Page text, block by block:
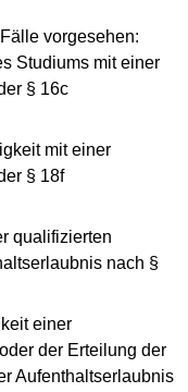
vorgesehen:
Studiums mit einer
§ 16c
mit einer
§ 18f
qualifizierten
nach §
einer
der Erteilung der
Aufenthaltserlaubnis